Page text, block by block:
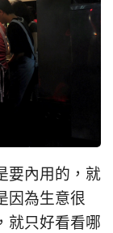
要內用的，就
因為生意很
就只好看看哪